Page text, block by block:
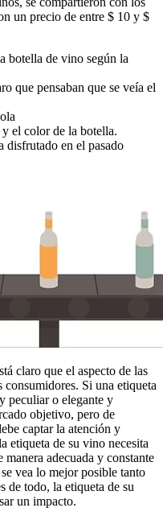
un precio de entre $ 10 y $
botella de vino según la
que pensaban que se veía el
el color de la botella.
disfrutado en el pasado
claro que el aspecto de las
Si una etiqueta
peculiar o elegante y
objetivo, pero de
captar la atención y
etiqueta de su vino necesita
adecuada y constante
vea lo mejor posible tanto
de todo, la etiqueta de su
un impacto.